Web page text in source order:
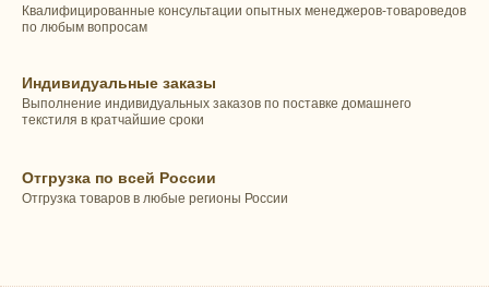
Квалифицированные консультации опытных менеджеров-товароведов
по любым вопросам
Индивидуальные заказы
Выполнение индивидуальных заказов по поставке домашнего
текстиля в кратчайшие сроки
Отгрузка по всей России
Отгрузка товаров в любые регионы России